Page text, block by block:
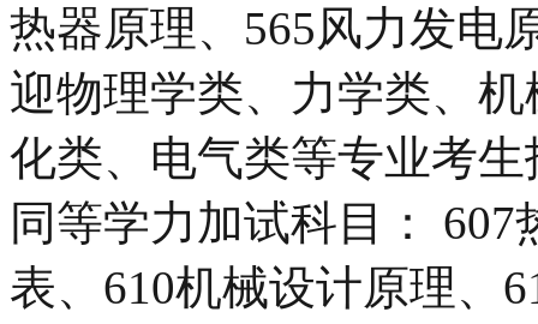
热器原理、565风力发电
迎物理学类、力学类、
化类、电气类等专业考
同等学力加试科目：
表、610机械设计原理、